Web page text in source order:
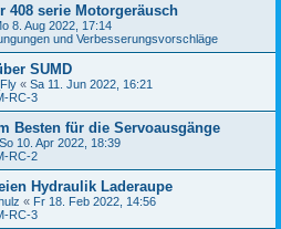
408 serie Motorgeräusch
8. Aug 2022, 17:14
und Verbesserungsvorschläge
SUMD
« Sa 11. Jun 2022, 16:21
RC-3
Besten für die Servoausgänge
So 10. Apr 2022, 18:39
RC-2
Hydraulik Laderaupe
« Fr 18. Feb 2022, 14:56
RC-3